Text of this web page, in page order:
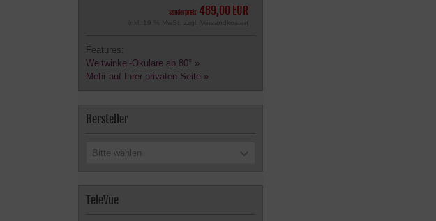
Sonderpreis 489,00 EUR
inkl. 19 % MwSt. zzgl.
Features:
Weitwinkel-Okulare ab 80° »
Mehr auf Ihrer privaten Seite »
Hersteller
Bitte wählen
TeleVue